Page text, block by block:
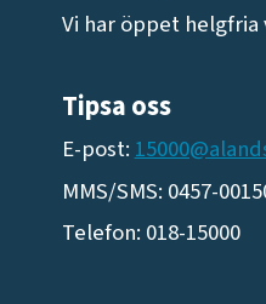
Vi har öppet helgfria
Tipsa oss
E-post:
MMS/SMS: 0457-
Telefon: 018-15000